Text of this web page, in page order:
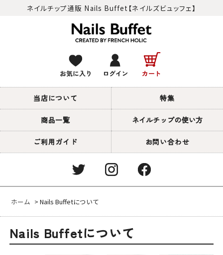
ネイルチップ通販 Nails Buffet【ネイルズビュッフェ】
当店について 特集
商品一覧 ネイルチップの使い方
ご利用ガイド お問い合わせ
ホーム > Nails Buffetについて
Nails Buffetについて